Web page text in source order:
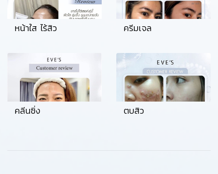
หน้าใส ไร้สิว ครีมเจล
คลีนซิ่ง ตบสิว